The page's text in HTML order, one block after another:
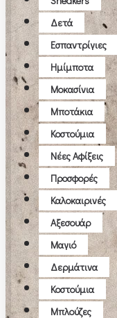
Δετά
Εσπαντρίγιες
Ημίμποτα
Μοκασίνια
Μποτάκια
Κοστούμια
Νέες Αφίξεις
Προσφορές
Καλοκαιρινές
Αξεσουάρ
Μαγιό
Δερμάτινα
Κοστούμια
Μπλούζες